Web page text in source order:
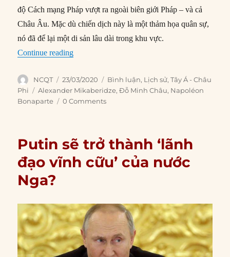
độ Cách mạng Pháp vượt ra ngoài biên giới Pháp – và cả
Châu Âu. Mặc dù chiến dịch này là một thảm họa quân sự,
nó đã để lại một di sản lâu dài trong khu vực.
Continue reading“Di sản lịch sử của Napoleon ở Trung Đông”
Author
NCQT
Posted
on
23/03/2020 Categories
Bình luận, Lịch sử,Tây Á - Châu
Phi
Tags
Alexander Mikaberidze,Đỗ Minh Châu, Napoléon
Bonaparte
0 Comments
Putin sẽ trở thành ‘lãnh
đạo vĩnh cữu’ của nước
Nga?